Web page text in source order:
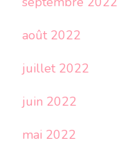
août 2022
juillet 2022
juin 2022
mai 2022